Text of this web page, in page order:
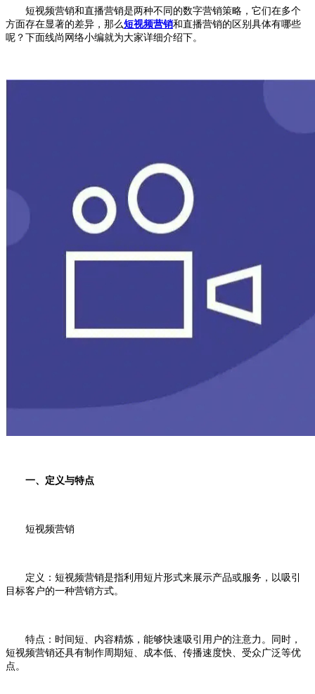
短视频营销和直播营销是两种不同的数字营销策略，它们在多个
方面存在显著的差异，那么短视频营销和直播营销的区别具体有哪些
呢？下面线尚网络小编就为大家详细介绍下。
一、定义与特点
短视频营销
定义：短视频营销是指利用短片形式来展示产品或服务，以吸引
目标客户的一种营销方式。
特点：时间短、内容精炼，能够快速吸引用户的注意力。同时，
短视频营销还具有制作周期短、成本低、传播速度快、受众广泛等优
点。